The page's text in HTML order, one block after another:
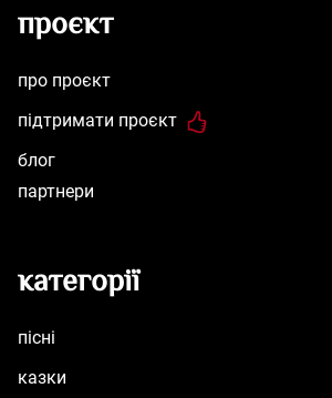
проєкт
про проєкт
підтримати проєкт
блог
партнери
категорії
пісні
казки